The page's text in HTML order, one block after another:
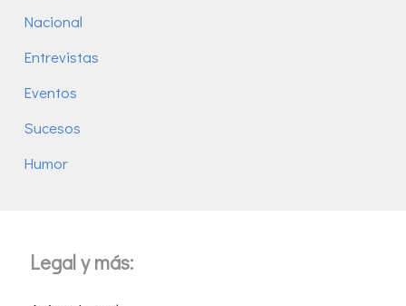
Nacional
Entrevistas
Eventos
Sucesos
Humor
Legal y más: